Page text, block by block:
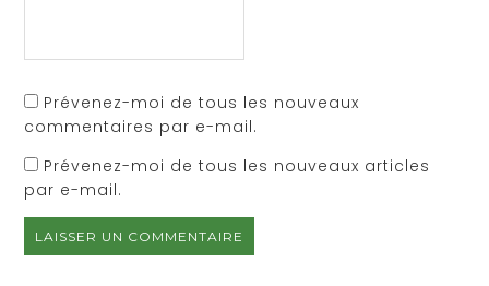
Prévenez-moi de tous les nouveaux
commentaires par e-mail.
Prévenez-moi de tous les nouveaux articles
par e-mail.